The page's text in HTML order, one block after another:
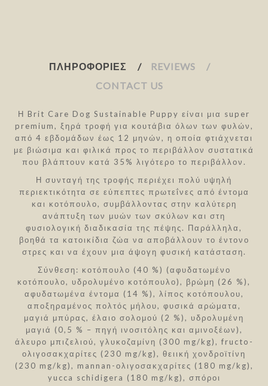
ΠΛΗΡΟΦΟΡΊΕΣ
REVIEWS
CONTACT US
Η Brit Care Dog Sustainable Puppy είναι μια super
premium, ξηρά τροφή για κουτάβια όλων των φυλών,
από 4 εβδομάδων έως 12 μηνών, η οποία φτιάχνεται
με βιώσιμα και φιλικά προς το περιβάλλον συστατικά
που βλάπτουν κατά 35% λιγότερο το περιβάλλον.
Η συνταγή της τροφής περιέχει πολύ υψηλή
περιεκτικότητα σε εύπεπτες πρωτεΐνες από έντομα
και κοτόπουλο, συμβάλλοντας στην καλύτερη
ανάπτυξη των μυών των σκύλων και στη
φυσιολογική διαδικασία της πέψης. Παράλληλα,
βοηθά τα κατοικίδια ζώα να αποβάλλουν το έντονο
στρες και να έχουν μια άψογη φυσική κατάσταση.
Σύνθεση: κοτόπουλο (40 %) (αφυδατωμένο
κοτόπουλο, υδρολυμένο κοτόπουλο), βρώμη (26 %),
αφυδατωμένα έντομα (14 %), λίπος κοτόπουλου,
αποξηραμένος πολτός μήλου, φυσικά αρώματα,
μαγιά μπύρας, έλαιο σολομού (2 %), υδρολυμένη
μαγιά (0,5 % – πηγή ινοσιτόλης και αμινοξέων),
άλευρο μπιζελιού, γλυκοζαμίνη (300 mg/kg), fructo-
ολιγοσακχαρίτες (230 mg/kg), θειική χονδροϊτίνη
(230 mg/kg), mannan-ολιγοσακχαρίτες (180 mg/kg),
yucca schidigera (180 mg/kg), σπόροι